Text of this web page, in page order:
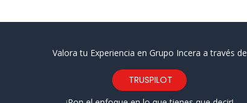
Valora tu Experiencia en Grupo Incera a través de
TRUSPILOT